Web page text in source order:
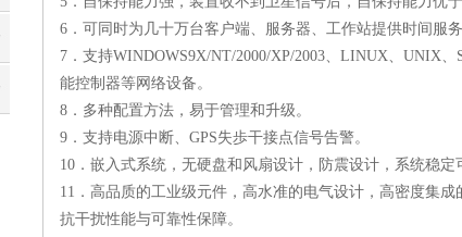
6．可同时为几十万台客户端、服务器、工作站提供时间服务
7．支持WINDOWS9X/NT/2000/XP/2003、LINUX、UNIX
能控制器等网络设备。
8．多种配置方法，易于管理和升级。
9．支持电源中断、GPS失歩干接点信号告警。
10．嵌入式系统，无硬盘和风扇设计，防震设计，系统稳定
11．高品质的工业级元件，高水准的电气设计，高密度集
抗干扰性能与可靠性保障。